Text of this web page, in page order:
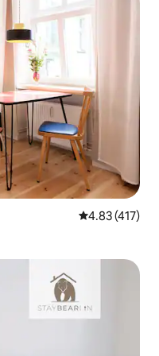
5 ರಲ್ಲಿ 4.83
4.83 (417)